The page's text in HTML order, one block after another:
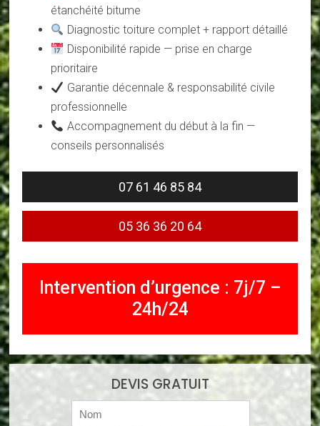
étanchéité bitume
Diagnostic toiture complet + rapport détaillé
Disponibilité rapide — prise en charge
prioritaire
Garantie décennale & responsabilité civile
professionnelle
Accompagnement du début à la fin —
conseils personnalisés
07 61 46 85 84
05 36 36 20 64
Intervention d’urgence : 7j/7 –
24h/24
DEVIS GRATUIT